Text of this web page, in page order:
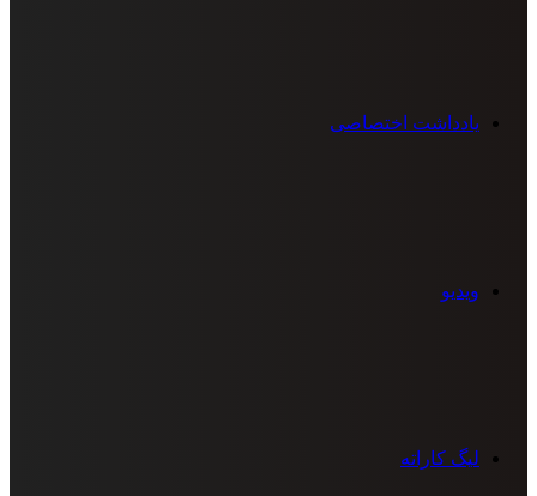
یادداشت اختصاصی
ویدیو
لیگ کاراته